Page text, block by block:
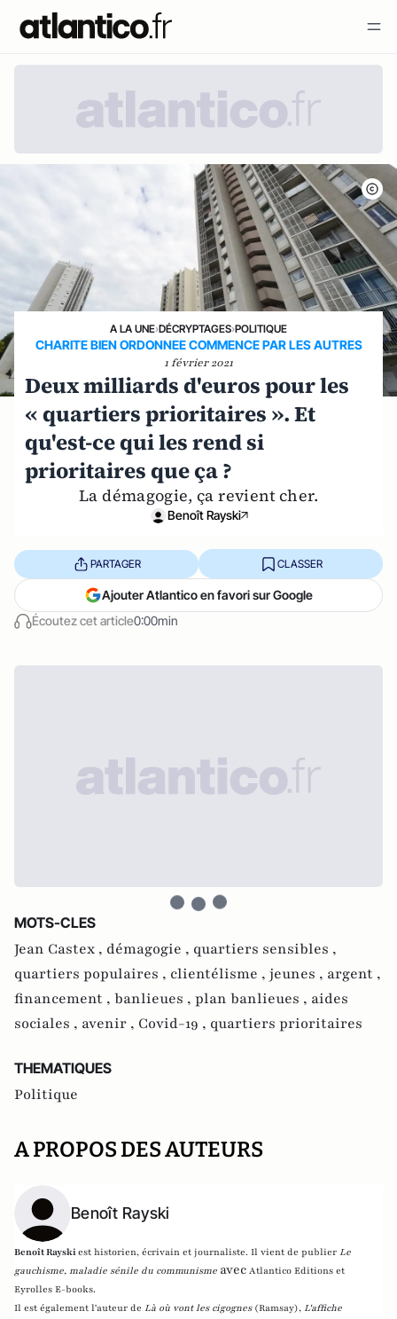
A LA UNE›DÉCRYPTAGES›POLITIQUE
CHARITE BIEN ORDONNEE COMMENCE PAR LES AUTRES
1 février 2021
Deux milliards d'euros pour les
« quartiers prioritaires ». Et
qu'est-ce qui les rend si
prioritaires que ça ?
La démagogie, ça revient cher.
Benoît Rayski
Écoutez cet article0:00min
PARTAGER CLASSER
Ajouter Atlantico en favori sur Google
MOTS-CLES
Jean Castex , démagogie , quartiers sensibles ,
quartiers populaires , clientélisme , jeunes , argent ,
financement , banlieues , plan banlieues , aides
sociales , avenir , Covid-19 , quartiers prioritaires
THEMATIQUES
Politique
A PROPOS DES AUTEURS
Benoît Rayski
Benoît Rayskiest historien, écrivain et journaliste. Il vient de publier Le
gauchisme, maladie sénile du communisme avec Atlantico Editions et
Eyrolles E-books.
Il est également l'auteur de Là où vont les cigognes (Ramsay), L'affiche